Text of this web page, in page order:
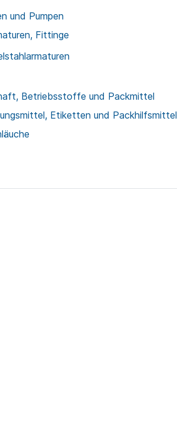
und Pumpen
Fittinge
Betriebsstoffe und Packmittel
Etiketten und Packhilfsmittel